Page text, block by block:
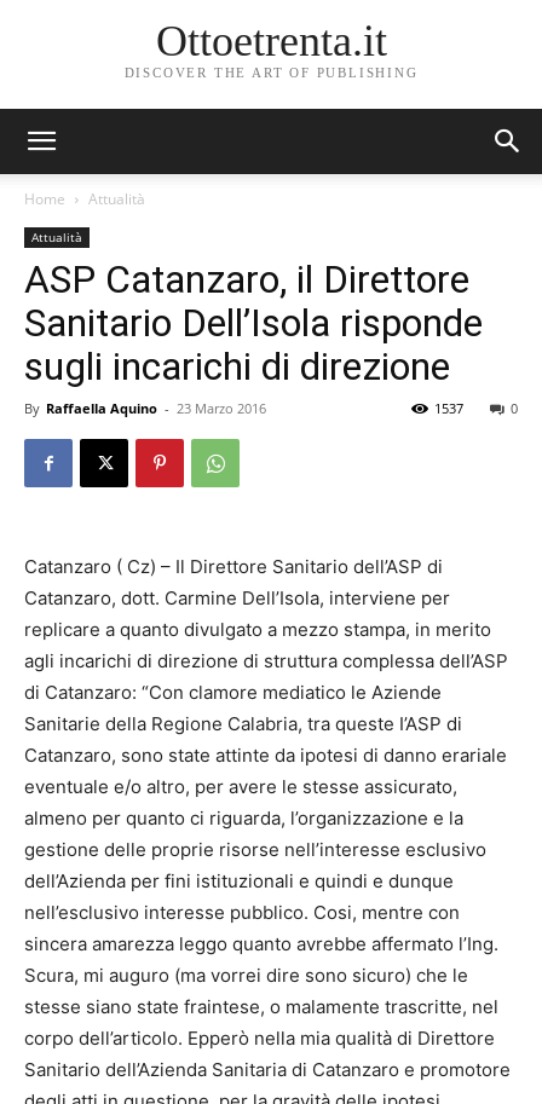
Ottoetrenta.it
DISCOVER THE ART OF PUBLISHING
Home Attualità
Attualità
ASP Catanzaro, il Direttore
Sanitario Dell’Isola risponde
sugli incarichi di direzione
By Raffaella Aquino - 23 Marzo 2016 0
1537
Catanzaro ( Cz) – Il Direttore Sanitario dell’ASP di
Catanzaro, dott. Carmine Dell’Isola, interviene per
replicare a quanto divulgato a mezzo stampa, in merito
agli incarichi di direzione di struttura complessa dell’ASP
di Catanzaro: “Con clamore mediatico le Aziende
Sanitarie della Regione Calabria, tra queste I’ASP di
Catanzaro, sono state attinte da ipotesi di danno erariale
eventuale e/o altro, per avere le stesse assicurato,
almeno per quanto ci riguarda, l’organizzazione e la
gestione delle proprie risorse nell’interesse esclusivo
dell’Azienda per fini istituzionali e quindi e dunque
nell’esclusivo interesse pubblico. Cosi, mentre con
sincera amarezza leggo quanto avrebbe affermato l’Ing.
Scura, mi auguro (ma vorrei dire sono sicuro) che le
stesse siano state fraintese, o malamente trascritte, nel
corpo dell’articolo. Epperò nella mia qualità di Direttore
Sanitario dell’Azienda Sanitaria di Catanzaro e promotore